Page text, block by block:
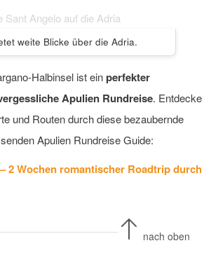
weite Blicke über die Adria.
Halbinsel ist einperfekter
Apulien Rundreise. Entdecke
und Routen durch diese bezaubernde
Apulien Rundreise Guide:
2 Wochen romantischer Roadtrip durch
nach oben